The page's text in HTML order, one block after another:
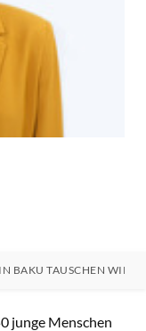
BAKU TAUSCHEN WIR
IN BAKU
junge Menschen